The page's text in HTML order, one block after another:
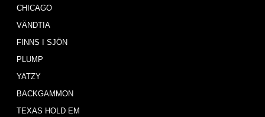
CHICAGO
VÄNDTIA
FINNS I SJÖN
PLUMP
YATZY
BACKGAMMON
TEXAS HOLD EM